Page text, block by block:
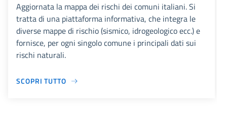
Aggiornata la mappa dei rischi dei comuni italiani. Si
tratta di una piattaforma informativa, che integra le
diverse mappe di rischio (sismico, idrogeologico ecc.) e
fornisce, per ogni singolo comune i principali dati sui
rischi naturali.
SCOPRI TUTTO